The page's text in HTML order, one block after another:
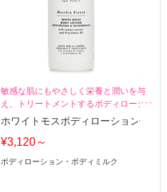
敏感な肌にもやさしく栄養と潤いを与
え、トリートメントするボディローシ
ョン。
ホワイトモスボディローション
¥3,120～
ボディローション・ボディミルク